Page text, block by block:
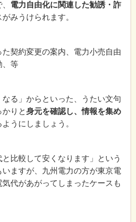
電力自由化に関連した勧誘・ 詐
みうけられます。
た契約変更の案内、電力小売自由
、等
る」からといった、うたい文句
りと身元を確認し、情報を集め
ようにしましょう。
比較して安くなります」という
ますが、九州電力の方が東京電
代があがってしまったケースも